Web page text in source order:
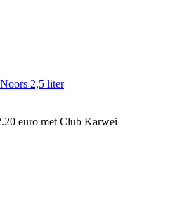
2,5 liter
euro met Club Karwei